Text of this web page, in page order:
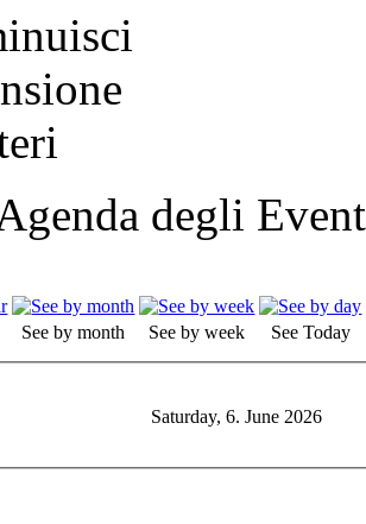
degli
See by month See by week
See Today
Saturday, 6. June 2026